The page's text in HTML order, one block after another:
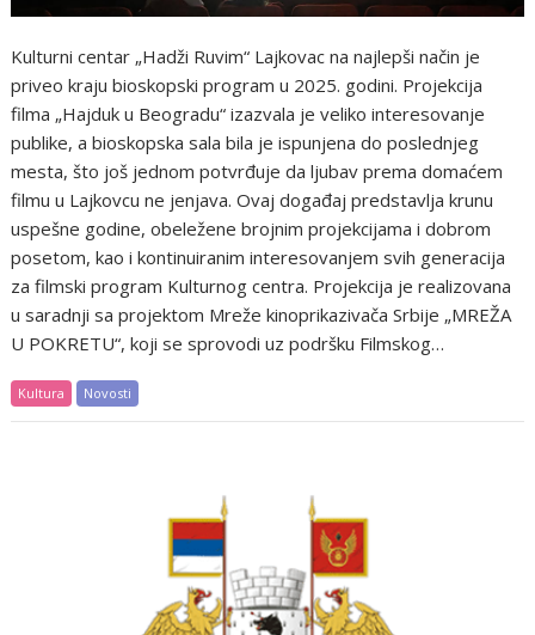
Kulturni centar „Hadži Ruvim“ Lajkovac na najlepši način je
priveo kraju bioskopski program u 2025. godini. Projekcija
filma „Hajduk u Beogradu“ izazvala je veliko interesovanje
publike, a bioskopska sala bila je ispunjena do poslednjeg
mesta, što još jednom potvrđuje da ljubav prema domaćem
filmu u Lajkovcu ne jenjava. Ovaj događaj predstavlja krunu
uspešne godine, obeležene brojnim projekcijama i dobrom
posetom, kao i kontinuiranim interesovanjem svih generacija
za filmski program Kulturnog centra. Projekcija je realizovana
u saradnji sa projektom Mreže kinoprikazivača Srbije „MREŽA
U POKRETU“, koji se sprovodi uz podršku Filmskog…
Kultura Novosti